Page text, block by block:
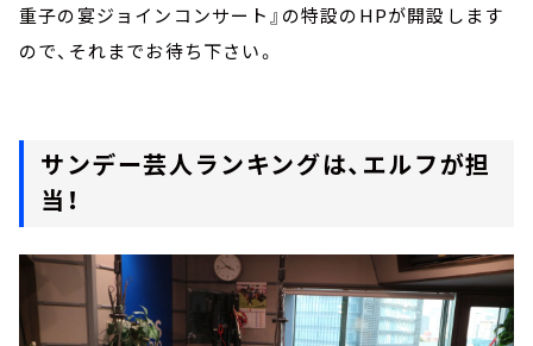
重子の宴ジョインコンサート』の特設のHPが開設します
ので、それまでお待ち下さい。
サンデー芸人ランキングは、エルフが担
当！